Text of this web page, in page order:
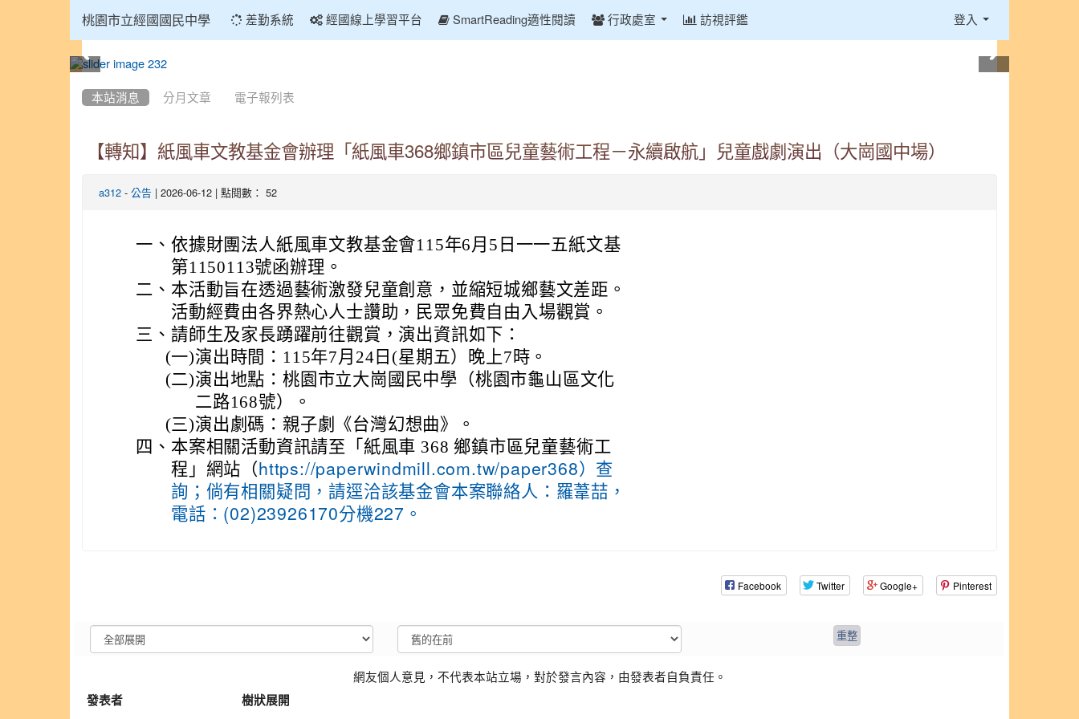
桃園市立經國國民中學 差勤系統 經國線上學習平台 SmartReading適性閱讀 行政處室 訪視評鑑 登入
本站消息 分月文章 電子報列表
【轉知】紙風車文教基金會辦理「紙風車368鄉鎮市區兒童藝術工程－永續啟航」兒童戲劇演出（大崗國中場）
a312 - 公告 | 2026-06-12 | 點閱數： 52
一、 依據財團法人紙風車文教基金會115年6月5日一一五紙文基
第1150113號函辦理。
二、 本活動旨在透過藝術激發兒童創意，並縮短城鄉藝文差距。
活動經費由各界熱心人士讚助，民眾免費自由入場觀賞。
三、 請師生及家長踴躍前往觀賞，演出資訊如下：
(一)演出時間：115年7月24日(星期五）晚上7時。
(二)演出地點：桃園市立大崗國民中學（桃園市龜山區文化
二路168號）。
(三)演出劇碼：親子劇《台灣幻想曲》。
四、 本案相關活動資訊請至「紙風車 368 鄉鎮市區兒童藝術工
程」網站（ https://paperwindmill.com.tw/paper368）查
詢；倘有相關疑問，請逕洽該基金會本案聯絡人：羅葦喆，
電話：(02)23926170分機227。
Facebook Twitter Google+ Pinterest
網友個人意見，不代表本站立場，對於發言內容，由發表者自負責任。
發表者
樹狀展開